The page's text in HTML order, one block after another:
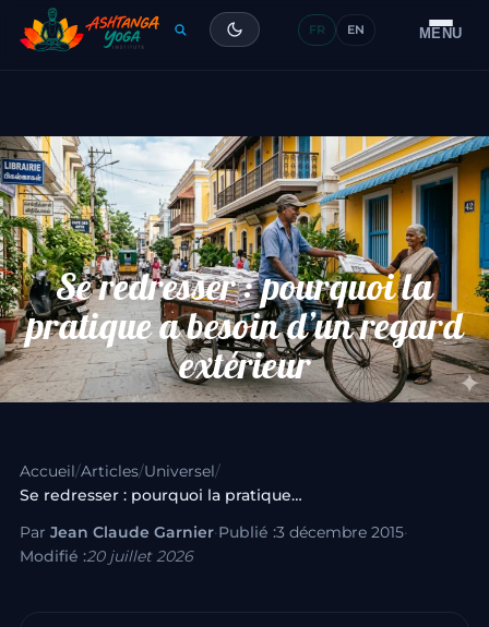
MENU
Formation
Glossaire
Contact
FR EN
Se redresser : pourquoi la
pratique a besoin d’un regard
extérieur
Accueil/Articles/Universel/
Se redresser : pourquoi la pratique…
Par Jean Claude Garnier·Publié :3 décembre 2015·
Modifié :20 juillet 2026